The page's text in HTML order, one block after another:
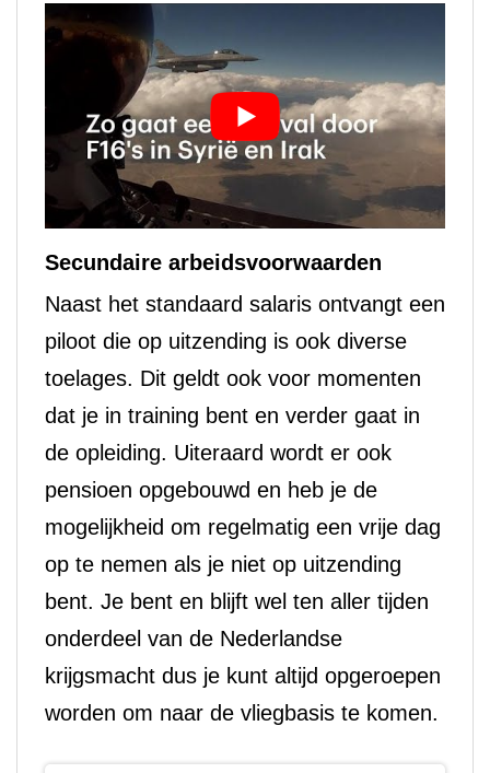
Secundaire arbeidsvoorwaarden
Naast het standaard salaris ontvangt een
piloot die op uitzending is ook diverse
toelages. Dit geldt ook voor momenten
dat je in training bent en verder gaat in
de opleiding. Uiteraard wordt er ook
pensioen opgebouwd en heb je de
mogelijkheid om regelmatig een vrije dag
op te nemen als je niet op uitzending
bent. Je bent en blijft wel ten aller tijden
onderdeel van de Nederlandse
krijgsmacht dus je kunt altijd opgeroepen
worden om naar de vliegbasis te komen.